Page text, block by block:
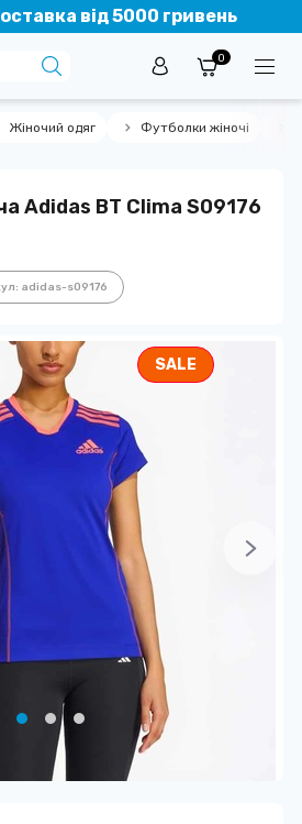
від 5000 гривень
0
Жіночий одяг Футболки жіночі
Adidas BT Clima S09176
adidas-s09176
SALE